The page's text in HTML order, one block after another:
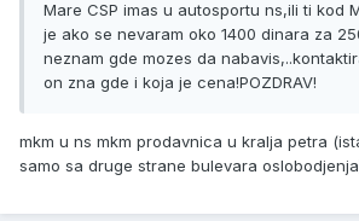
Mare CSP imas u autosportu ns,ili ti kod
je ako se nevaram oko 1400 dinara za
neznam gde mozes da
on zna gde i koja je cena!POZDRAV!
mkm u ns mkm prodavnica u kralja petra
samo sa druge strane bulevara